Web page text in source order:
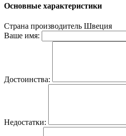
Основные характеристики
Страна производитель Швеция
Ваше имя:
Достоинства:
Недостатки: